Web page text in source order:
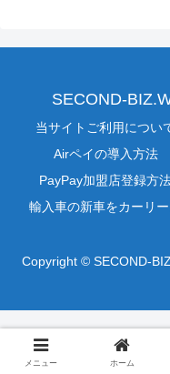
SECOND-
当サイトご利用につい
Airペイの導入方法
PayPay加盟店登録方
輸入車の新車をカーリー
Copyright © SECOND-
メニュー ホーム